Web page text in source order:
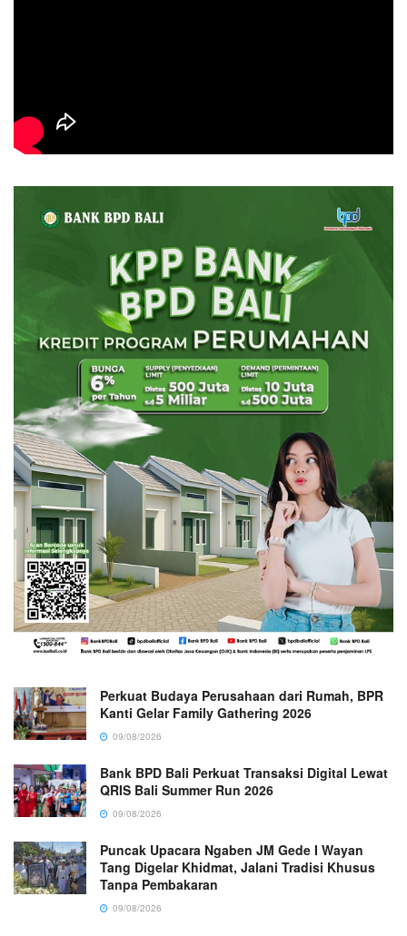
Perkuat Budaya Perusahaan dari Rumah, BPR
Kanti Gelar Family Gathering 2026
09/08/2026
Bank BPD Bali Perkuat Transaksi Digital Lewat
QRIS Bali Summer Run 2026
09/08/2026
Puncak Upacara Ngaben JM Gede I Wayan
Tang Digelar Khidmat, Jalani Tradisi Khusus
Tanpa Pembakaran
09/08/2026